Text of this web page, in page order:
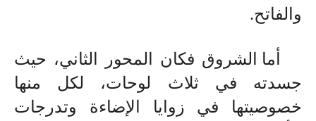
والفاتح.
أما الشروق فكان المحور الثاني، حيث
جسدته في ثلاث لوحات، لكل منها
خصوصيتها في زوايا الإضاءة وتدرجات